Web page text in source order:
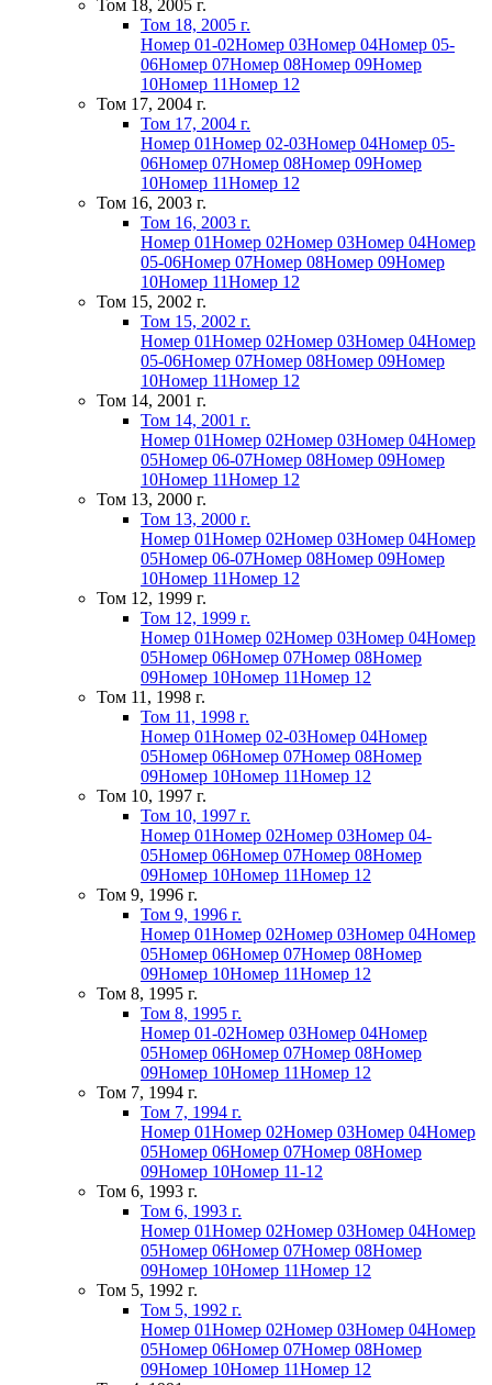
Том 18, 2005 г.
Том 18, 2005 г.
Номер 01-02Номер 03Номер 04Номер 05-
06Номер 07Номер 08Номер 09Номер
10Номер 11Номер 12
Том 17, 2004 г.
Том 17, 2004 г.
Номер 01Номер 02-03Номер 04Номер 05-
06Номер 07Номер 08Номер 09Номер
10Номер 11Номер 12
Том 16, 2003 г.
Том 16, 2003 г.
Номер 01Номер 02Номер 03Номер 04Номер
05-06Номер 07Номер 08Номер 09Номер
10Номер 11Номер 12
Том 15, 2002 г.
Том 15, 2002 г.
Номер 01Номер 02Номер 03Номер 04Номер
05-06Номер 07Номер 08Номер 09Номер
10Номер 11Номер 12
Том 14, 2001 г.
Том 14, 2001 г.
Номер 01Номер 02Номер 03Номер 04Номер
05Номер 06-07Номер 08Номер 09Номер
10Номер 11Номер 12
Том 13, 2000 г.
Том 13, 2000 г.
Номер 01Номер 02Номер 03Номер 04Номер
05Номер 06-07Номер 08Номер 09Номер
10Номер 11Номер 12
Том 12, 1999 г.
Том 12, 1999 г.
Номер 01Номер 02Номер 03Номер 04Номер
05Номер 06Номер 07Номер 08Номер
09Номер 10Номер 11Номер 12
Том 11, 1998 г.
Том 11, 1998 г.
Номер 01Номер 02-03Номер 04Номер
05Номер 06Номер 07Номер 08Номер
09Номер 10Номер 11Номер 12
Том 10, 1997 г.
Том 10, 1997 г.
Номер 01Номер 02Номер 03Номер 04-
05Номер 06Номер 07Номер 08Номер
09Номер 10Номер 11Номер 12
Том 9, 1996 г.
Том 9, 1996 г.
Номер 01Номер 02Номер 03Номер 04Номер
05Номер 06Номер 07Номер 08Номер
09Номер 10Номер 11Номер 12
Том 8, 1995 г.
Том 8, 1995 г.
Номер 01-02Номер 03Номер 04Номер
05Номер 06Номер 07Номер 08Номер
09Номер 10Номер 11Номер 12
Том 7, 1994 г.
Том 7, 1994 г.
Номер 01Номер 02Номер 03Номер 04Номер
05Номер 06Номер 07Номер 08Номер
09Номер 10Номер 11-12
Том 6, 1993 г.
Том 6, 1993 г.
Номер 01Номер 02Номер 03Номер 04Номер
05Номер 06Номер 07Номер 08Номер
09Номер 10Номер 11Номер 12
Том 5, 1992 г.
Том 5, 1992 г.
Номер 01Номер 02Номер 03Номер 04Номер
05Номер 06Номер 07Номер 08Номер
09Номер 10Номер 11Номер 12